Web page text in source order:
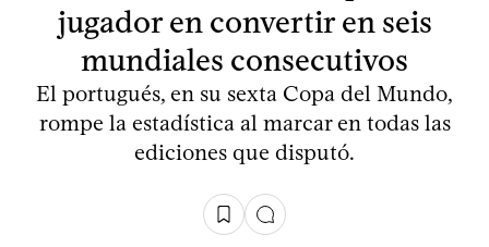
jugador en convertir en seis
mundiales consecutivos
El portugués, en su sexta Copa del Mundo,
rompe la estadística al marcar en todas las
ediciones que disputó.